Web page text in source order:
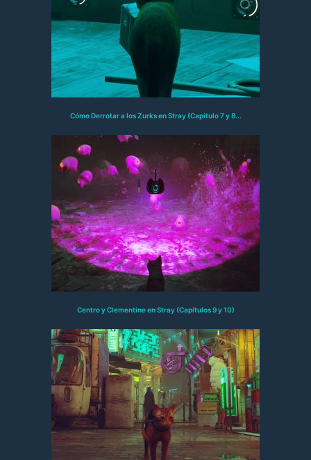
Cómo Derrotar a los Zurks en Stray (Capítulo 7 y 8...
Centro y Clementine en Stray (Capítulos 9 y 10)